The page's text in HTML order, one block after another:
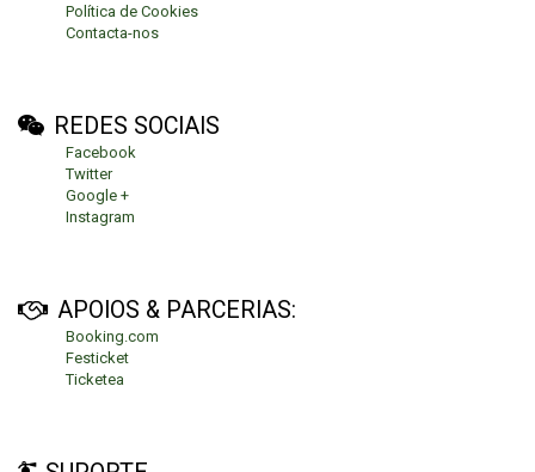
Política de Cookies
Contacta-nos
REDES SOCIAIS
Facebook
Twitter
Google +
Instagram
APOIOS & PARCERIAS:
Booking.com
Festicket
Ticketea